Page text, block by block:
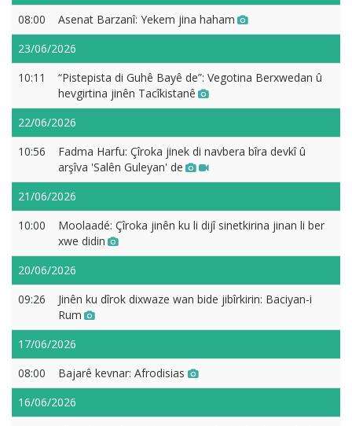
08:00
Asenat Barzanî: Yekem jina haham
23/06/2026
10:11
“Pistepista di Guhê Bayê de”: Vegotina Berxwedan û
hevgirtina jinên Tacîkistanê
22/06/2026
10:56
Fadma Harfu: Çîroka jinek di navbera bîra devkî û
arşîva 'Salên Guleyan' de
21/06/2026
10:00
Moolaadé: Çîroka jinên ku li dijî sinetkirina jinan li ber
xwe didin
20/06/2026
09:26
Jinên ku dîrok dixwaze wan bide jibîrkirin: Baciyan-i
Rum
17/06/2026
08:00
Bajarê kevnar: Afrodisias
16/06/2026